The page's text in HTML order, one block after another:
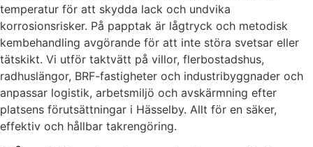
temperatur för att skydda lack och undvika
korrosionsrisker. På papptak är lågtryck och metodisk
kembehandling avgörande för att inte störa svetsar eller
tätskikt. Vi utför taktvätt på villor, flerbostadshus,
radhuslängor, BRF-fastigheter och industribyggnader och
anpassar logistik, arbetsmiljö och avskärmning efter
platsens förutsättningar i Hässelby. Allt för en säker,
effektiv och hållbar takrengöring.